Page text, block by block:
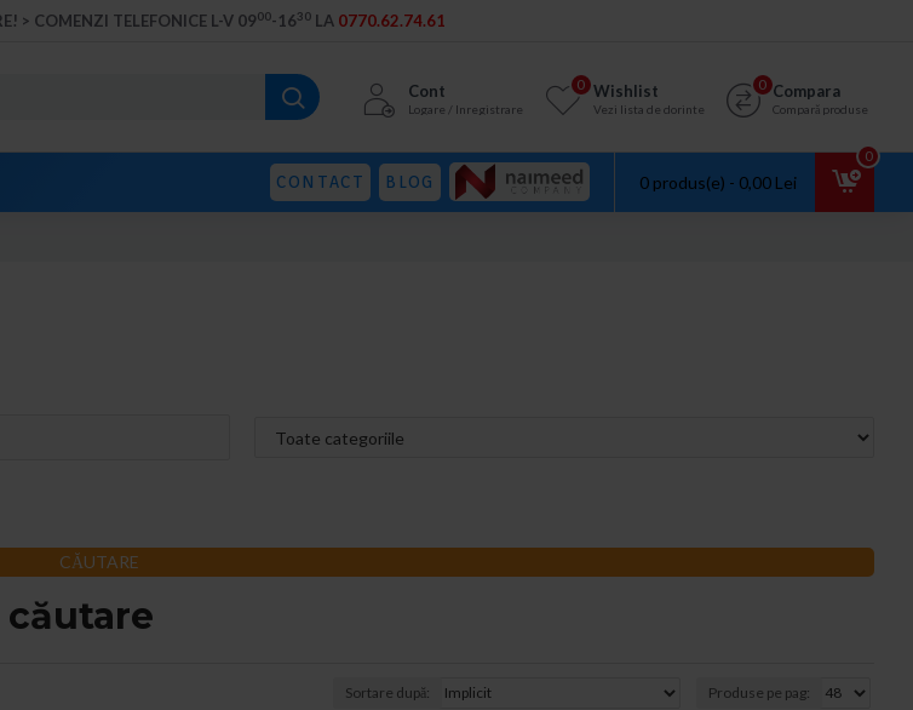
> COMENZI TELEFONICE L-V 0900-1630LA 0770.62.74.61
Cont
Logare / Inregistrare
Wishlist
Vezi lista de dorinte
0 Compara
Compară produse
0
CONTACT BLOG 0 produs(e) - 0,00 Lei
0
CĂUTARE
Sortare după: Produse pe pag: